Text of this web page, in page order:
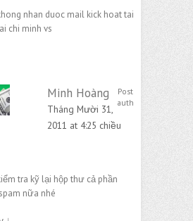
nhan duoc mail kick hoat tai
chi minh vs
Minh Hoàng
Post
author
Tháng Mười 31,
2011 at 4:25 chiều
tra kỹ lại hộp thư cả phần
nữa nhé